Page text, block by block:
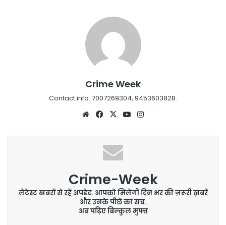
Crime Week
Contact info. 7007269304, 9453603828.
WebsiteFacebook
X YouTube
Crime-Week
लेटेस्ट खबरों से रहें अपडेट. आपको मिलेंगी दिन भर की ज़रूरी ख़बरें
और उनके पीछे का सच.
अब पढ़िए बिल्कुल मुफ्त